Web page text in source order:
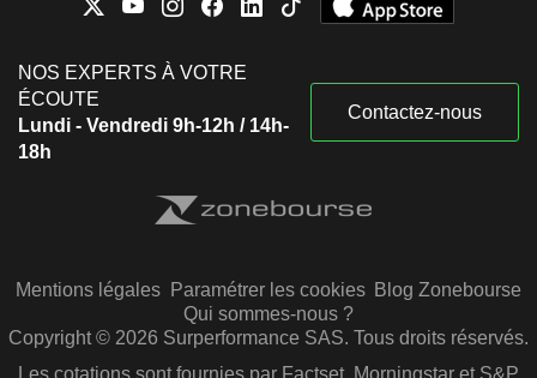
NOS EXPERTS À VOTRE
ÉCOUTE
Lundi - Vendredi 9h-12h / 14h-
18h
Contactez-nous
Mentions légales Paramétrer les cookies Blog Zonebourse
Qui sommes-nous ?
Copyright © 2026 Surperformance SAS. Tous droits réservés.
Les cotations sont fournies par Factset, Morningstar et S&P